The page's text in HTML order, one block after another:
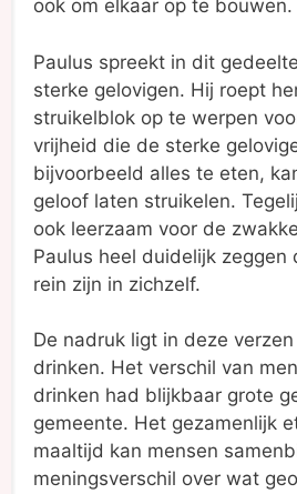
ook om elkaar op te bouwen.
Paulus spreekt in dit
sterke gelovigen. Hij roept
struikelblok op te werpen
vrijheid die de sterke
bijvoorbeeld alles te eten,
geloof laten struikelen.
ook leerzaam voor de
Paulus heel duidelijk zeggen
rein zijn in zichzelf.
De nadruk ligt in deze
drinken. Het verschil van
drinken had blijkbaar grote
gemeente. Het gezamenlijk
maaltijd kan mensen
meningsverschil over wat